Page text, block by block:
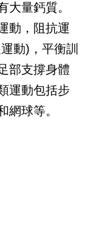
大量鈣質。
動，阻抗運
動)，平衡訓
部支撐身體
運動包括步
網球等。